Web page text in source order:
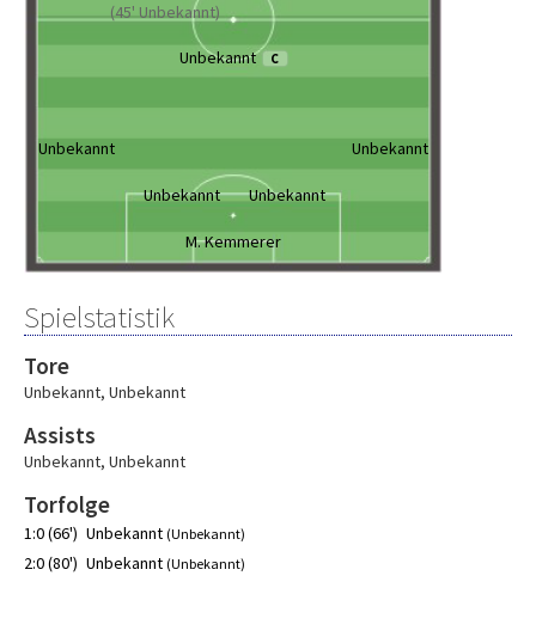
(45' Unbekannt)
Unbekannt C
Unbekannt Unbekannt
Unbekannt Unbekannt
M. Kemmerer
Spielstatistik
Tore
Unbekannt, Unbekannt
Assists
Unbekannt, Unbekannt
Torfolge
1:0 (66') Unbekannt (Unbekannt)
2:0 (80') Unbekannt (Unbekannt)